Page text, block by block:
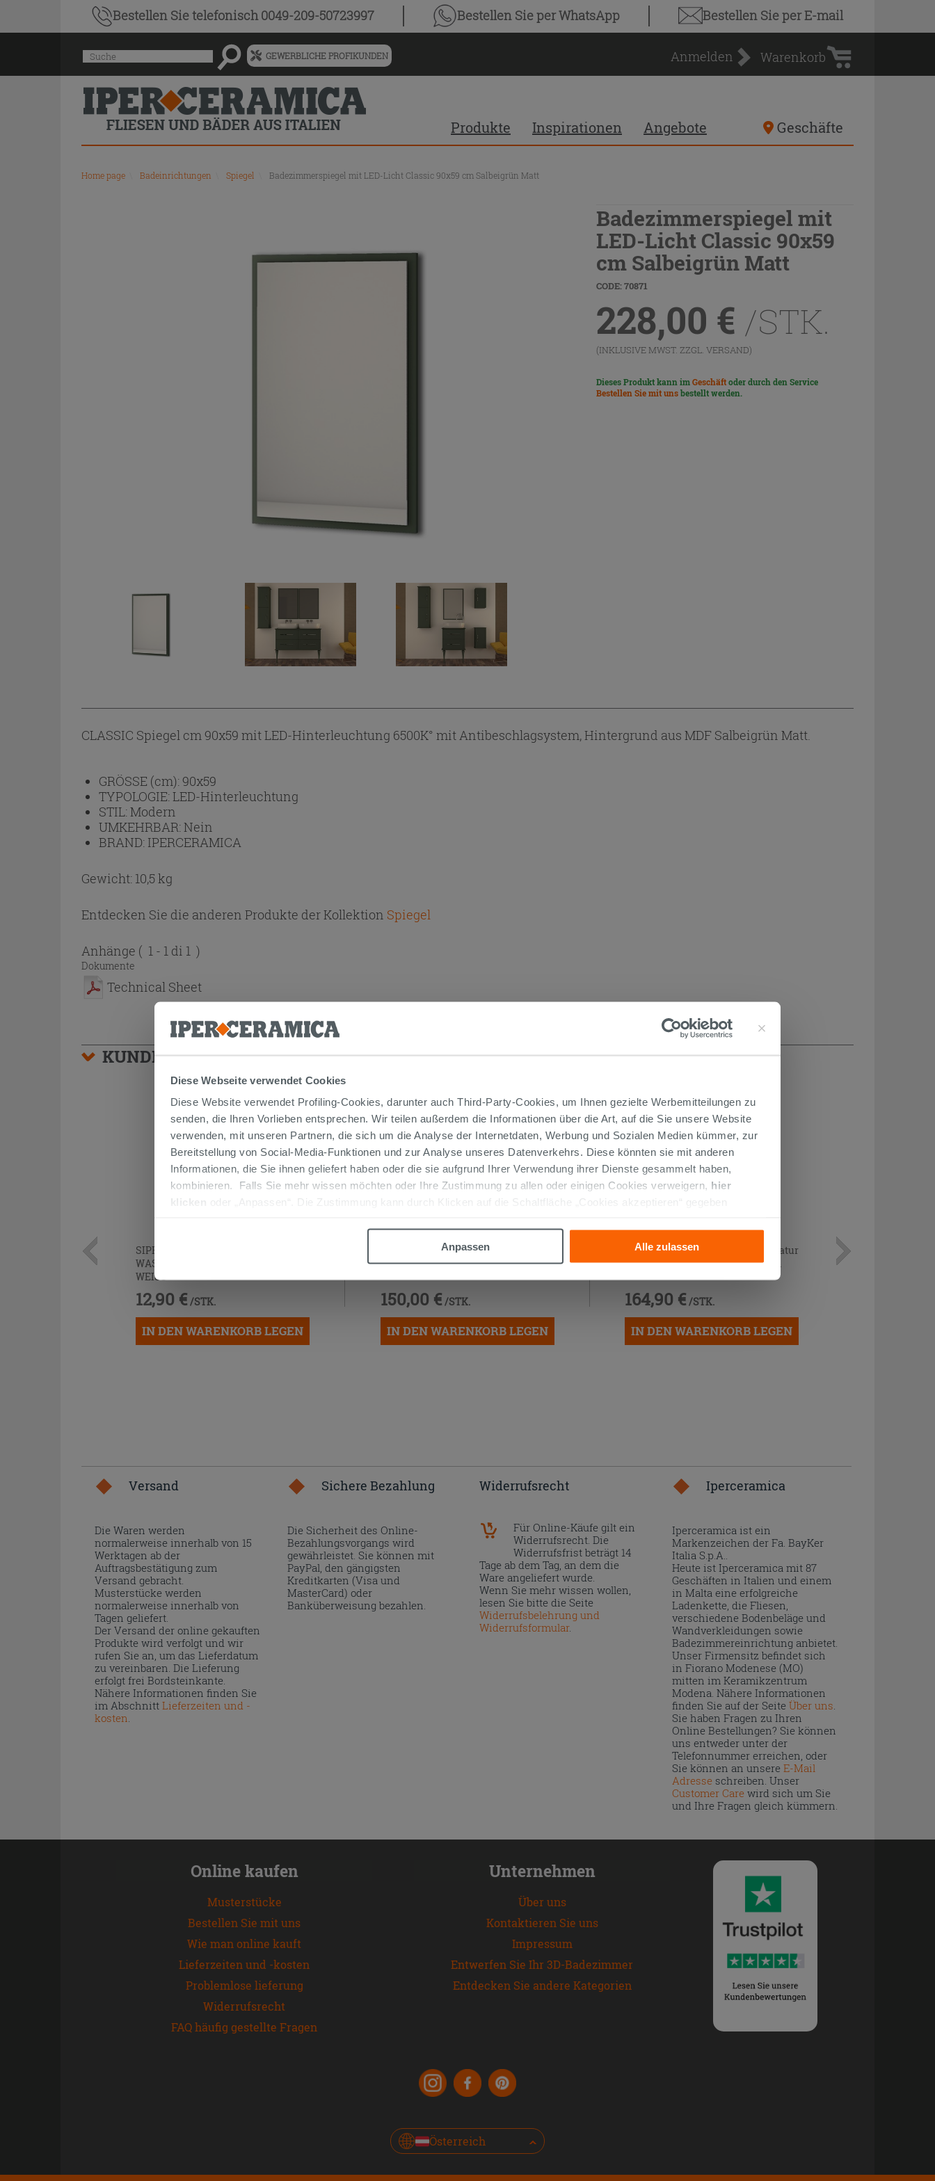
Diese Webseite verwendet Cookies
Diese Website verwendet Profiling-Cookies, darunter auch Third-Party-Cookies, um Ihnen gezielte Werbemitteilungen zu
senden, die Ihren Vorlieben entsprechen. Wir teilen außerdem die Informationen über die Art, auf die Sie unsere Website
verwenden, mit unseren Partnern, die sich um die Analyse der Internetdaten, Werbung und Sozialen Medien kümmer, zur
Bereitstellung von Social-Media-Funktionen und zur Analyse unseres Datenverkehrs. Diese könnten sie mit anderen
Informationen, die Sie ihnen geliefert haben oder die sie aufgrund Ihrer Verwendung ihrer Dienste gesammelt haben,
kombinieren. Falls Sie mehr wissen möchten oder Ihre Zustimmung zu allen oder einigen Cookies verweigern, hier
klicken
oder „Anpassen“. Die Zustimmung kann durch Klicken auf die Schaltfläche „Cookies akzeptieren“ gegeben
Anpassen
Alle zulassen
Bestellen Sietelefonisch 0049-209-50723997 Bestellen Sieper WhatsApp Bestellen Sieper E-mail
Menü
für
vorgeschlagenen
Siteinhalt
und
Suchprotokoll
Suche GEWERBLICHE PROFIKUNDEN Anmelden
Warenkorb
Warenkorb
Produkte Inspirationen Angebote Geschäfte
Home page Badeinrichtungen Spiegel Badezimmerspiegel mit LED-Licht Classic 90x59 cm Salbeigrün Matt
Badezimmerspiegel mit
LED-Licht Classic 90x59
cm Salbeigrün Matt
CODE: 70871
228,00 € /STK.
(INKLUSIVE MWST. ZZGL. VERSAND)
Dieses Produkt kann imGeschäftoder durch den Service
Bestellen Sie mit unsbestellt werden.
CLASSIC Spiegel cm 90x59 mit LED-Hinterleuchtung 6500K° mit Antibeschlagsystem, Hintergrund aus MDF Salbeigrün Matt.
GRÖSSE (cm): 90x59
TYPOLOGIE:LED-Hinterleuchtung
STIL:Modern
UMKEHRBAR:Nein
BRAND: IPERCERAMICA
Gewicht: 10,5 kg
Entdecken Sie die anderen Produkte der Kollektion Spiegel
Anhänge ( 1 - 1 di 1 )
Dokumente
Technical Sheet
KUNDEN, DIE DIESEN ARTIKEL GEKAUFT HABEN, KAUFTEN AUCH...
SIPHON
WASCHTISCH AUS POLYPROPYLEN
WEISS
12,90 € /STK.
IN DEN WARENKORB LEGEN
Einbauwaschbecken Unitop ANIKA
61x46 cm Keramik Weiß Glänzend
150,00 € /STK.
IN DEN WARENKORB LEGEN
Mischer Einloch-Waschtischarmatur
mit Ablauf Mamoli Epoque Chrom
164,90 € /STK.
IN DEN WARENKORB LEGEN
Versand
Die Waren werden
normalerweise innerhalb von 15
Werktagen ab der
Auftragsbestätigung zum
Versand gebracht.
Musterstücke werden
normalerweise innerhalb von
Tagen geliefert.
Der Versand der online gekauften
Produkte wird verfolgt und wir
rufen Sie an, um das Lieferdatum
zu vereinbaren. Die Lieferung
erfolgt frei Bordsteinkante.
Nähere Informationen finden Sie
im Abschnitt Lieferzeiten und -
kosten.
Sichere Bezahlung
Die Sicherheit des Online-
Bezahlungsvorgangs wird
gewährleistet. Sie können mit
PayPal, den gängigsten
Kreditkarten (Visa und
MasterCard) oder
Banküberweisung bezahlen.
Widerrufsrecht
Für Online-Käufe gilt ein
Widerrufsrecht. Die
Widerrufsfrist beträgt 14
Tage ab dem Tag, an dem die
Ware angeliefert wurde.
Wenn Sie mehr wissen wollen,
lesen Sie bitte die Seite
Widerrufsbelehrung und
Widerrufsformular.
Iperceramica
Iperceramica ist ein
Markenzeichen der Fa. BayKer
Italia S.p.A..
Heute ist Iperceramica mit 87
Geschäften in Italien und einem
in Malta eine erfolgreiche
Ladenkette, die Fliesen,
verschiedene Bodenbeläge und
Wandverkleidungen sowie
Badezimmereinrichtung anbietet.
Unser Firmensitz befindet sich
in Fiorano Modenese (MO)
mitten im Keramikzentrum
Modena. Nähere Informationen
finden Sie auf der Seite Über uns.
Sie haben Fragen zu Ihren
Online Bestellungen? Sie können
uns entweder unter der
Telefonnummer erreichen, oder
Sie können an unsere E-Mail
Adresseschreiben. Unser
Customer Carewird sich um Sie
und Ihre Fragen gleich kümmern.
Online kaufen
Musterstücke
Bestellen Sie mit uns
Wie man online kauft
Lieferzeiten und -kosten
Problemlose lieferung
Widerrufsrecht
FAQ häufig gestellte Fragen
Unternehmen
Über uns
Kontaktieren Sie uns
Impressum
Entwerfen Sie Ihr 3D-Badezimmer
Entdecken Sie andere Kategorien
Österreich